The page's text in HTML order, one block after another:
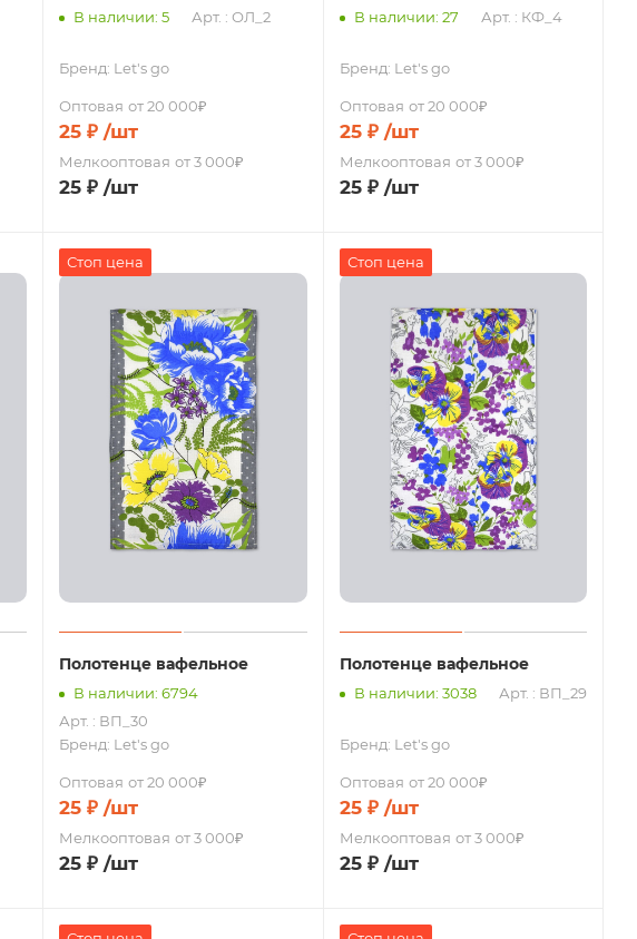
В наличии: 5 Арт. : ОЛ_2
Бренд: Let's go
Оптовая от 20 000₽
25 ₽ /шт
Мелкооптовая от 3 000₽
25 ₽ /шт
В наличии: 27 Арт. : КФ_4
Бренд: Let's go
Оптовая от 20 000₽
25₽ /шт
Мелкооптовая от 3 000₽
25₽ /шт
Стоп цена
Полотенце вафельное
В наличии: 6794
Арт. : ВП_30
Бренд: Let's go
Оптовая от 20 000₽
25 ₽ /шт
Мелкооптовая от 3 000₽
25 ₽ /шт
Стоп цена
Полотенце вафельное
В наличии: 3038 Арт. : ВП_29
Бренд: Let's go
Оптовая от 20 000₽
25₽ /шт
Мелкооптовая от 3 000₽
25₽ /шт